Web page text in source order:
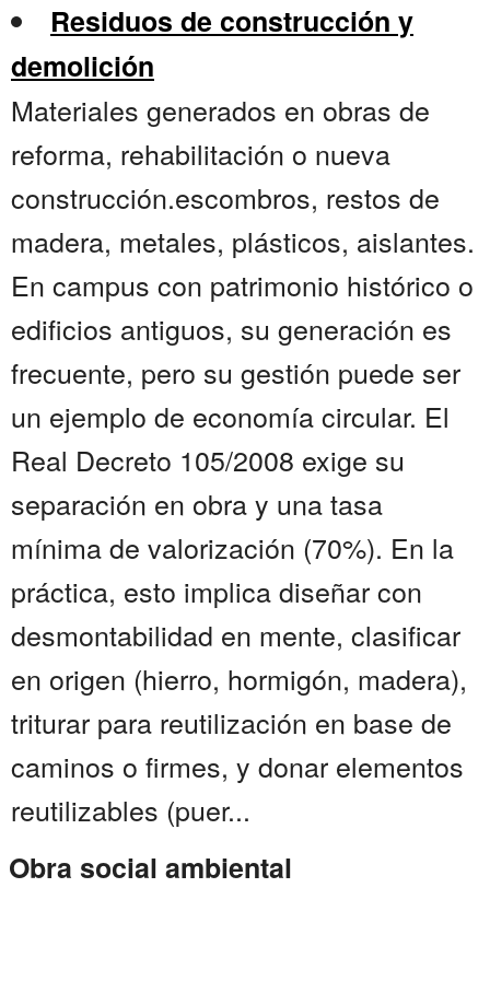
Residuos de construcción y
demolición
Materiales generados en obras de
reforma, rehabilitación o nueva
construcción.escombros, restos de
madera, metales, plásticos, aislantes.
En campus con patrimonio histórico o
edificios antiguos, su generación es
frecuente, pero su gestión puede ser
un ejemplo de economía circular. El
Real Decreto 105/2008 exige su
separación en obra y una tasa
mínima de valorización (70%). En la
práctica, esto implica diseñar con
desmontabilidad en mente, clasificar
en origen (hierro, hormigón, madera),
triturar para reutilización en base de
caminos o firmes, y donar elementos
reutilizables (puer...
Obra social ambiental